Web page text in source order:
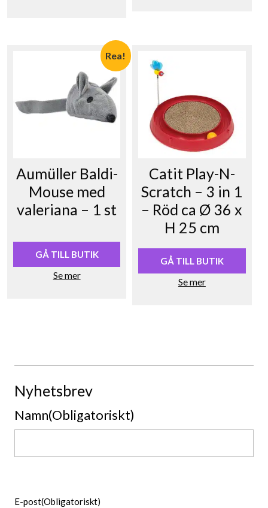
Rea!
Aumüller Baldi-
Mouse med
valeriana – 1 st
ursprungliga
priset
39,90 kr.
nuvarande
priset
37,00 kr.
GÅ TILL BUTIK
Se mer
Catit Play-N-
Scratch – 3 in 1
– Röd ca Ø 36 x
H 25 cm
GÅ TILL BUTIK
Se mer
Nyhetsbrev
Namn(Obligatoriskt)
E-post(Obligatoriskt)